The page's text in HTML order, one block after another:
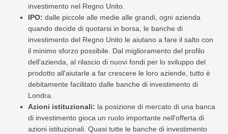
investimento nel Regno Unito.
IPO: dalle piccole alle medie alle grandi, ogni azienda
quando decide di quotarsi in borsa, le banche di
investimento del Regno Unito le aiutano a fare il salto con
il minimo sforzo possibile. Dal miglioramento del profilo
dell'azienda, al rilascio di nuovi fondi per lo sviluppo del
prodotto all'aiutarle a far crescere le loro aziende, tutto è
debitamente facilitato dalle banche di investimento di
Londra.
Azioni istituzionali: la posizione di mercato di una banca
di investimento gioca un ruolo importante nell'offerta di
azioni istituzionali. Quasi tutte le banche di investimento